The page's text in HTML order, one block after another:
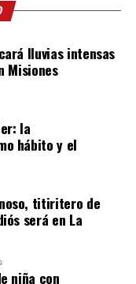
lluvias intensas
Misiones
la
hábito y el
titiritero de
será en La
niña con